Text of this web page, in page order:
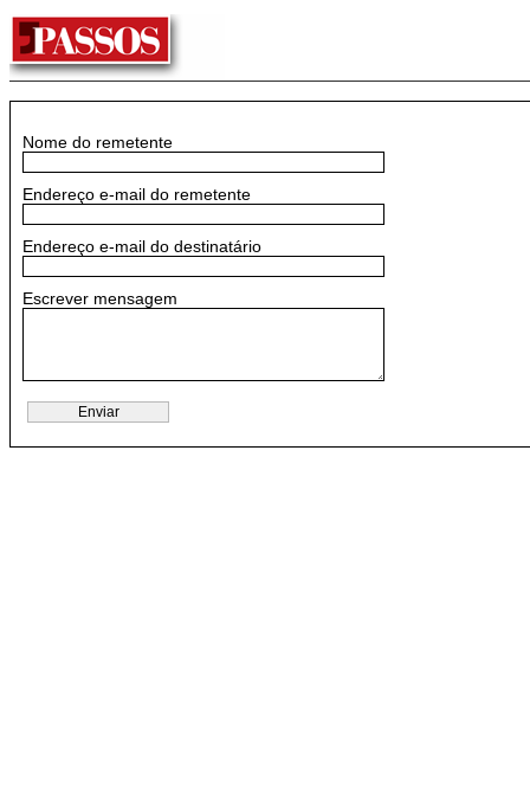
Nome do remetente
Endereço e-mail do remetente
Endereço e-mail do destinatário
Escrever mensagem